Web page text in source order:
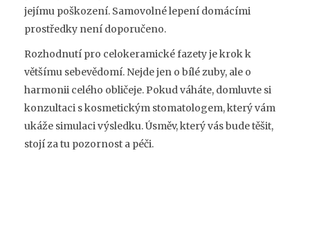
jejímu poškození. Samovolné lepení domácími
prostředky není doporučeno.
Rozhodnutí pro celokeramické fazety je krok k
většímu sebevědomí. Nejde jen o bílé zuby, ale o
harmonii celého obličeje. Pokud váháte, domluvte si
konzultaci s kosmetickým stomatologem, který vám
ukáže simulaci výsledku. Úsměv, který vás bude těšit,
stojí za tu pozornost a péči.